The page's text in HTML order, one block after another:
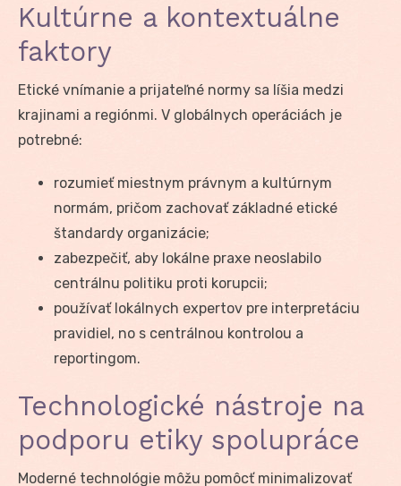
Kultúrne a kontextuálne
faktory
Etické vnímanie a prijateľné normy sa líšia medzi
krajinami a regiónmi. V globálnych operáciách je
potrebné:
rozumieť miestnym právnym a kultúrnym
normám, pričom zachovať základné etické
štandardy organizácie;
zabezpečiť, aby lokálne praxe neoslabilo
centrálnu politiku proti korupcii;
používať lokálnych expertov pre interpretáciu
pravidiel, no s centrálnou kontrolou a
reportingom.
Technologické nástroje na
podporu etiky spolupráce
Moderné technológie môžu pomôcť minimalizovať